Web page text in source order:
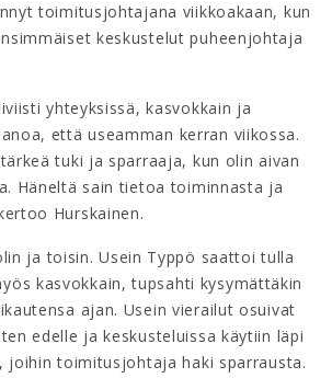
toimitusjohtajana viikkoakaan, kun
keskustelut puheenjohtaja
yhteyksissä, kasvokkain ja
että useamman kerran viikossa.
tuki ja sparraaja, kun olin aivan
Häneltä sain tietoa toiminnasta ja
Hurskainen.
ja toisin. Usein Typpö saattoi tulla
kasvokkain, tupsahti kysymättäkin
ajan. Usein vierailut osuivat
edelle ja keskusteluissa käytiin läpi
joihin toimitusjohtaja haki sparrausta.